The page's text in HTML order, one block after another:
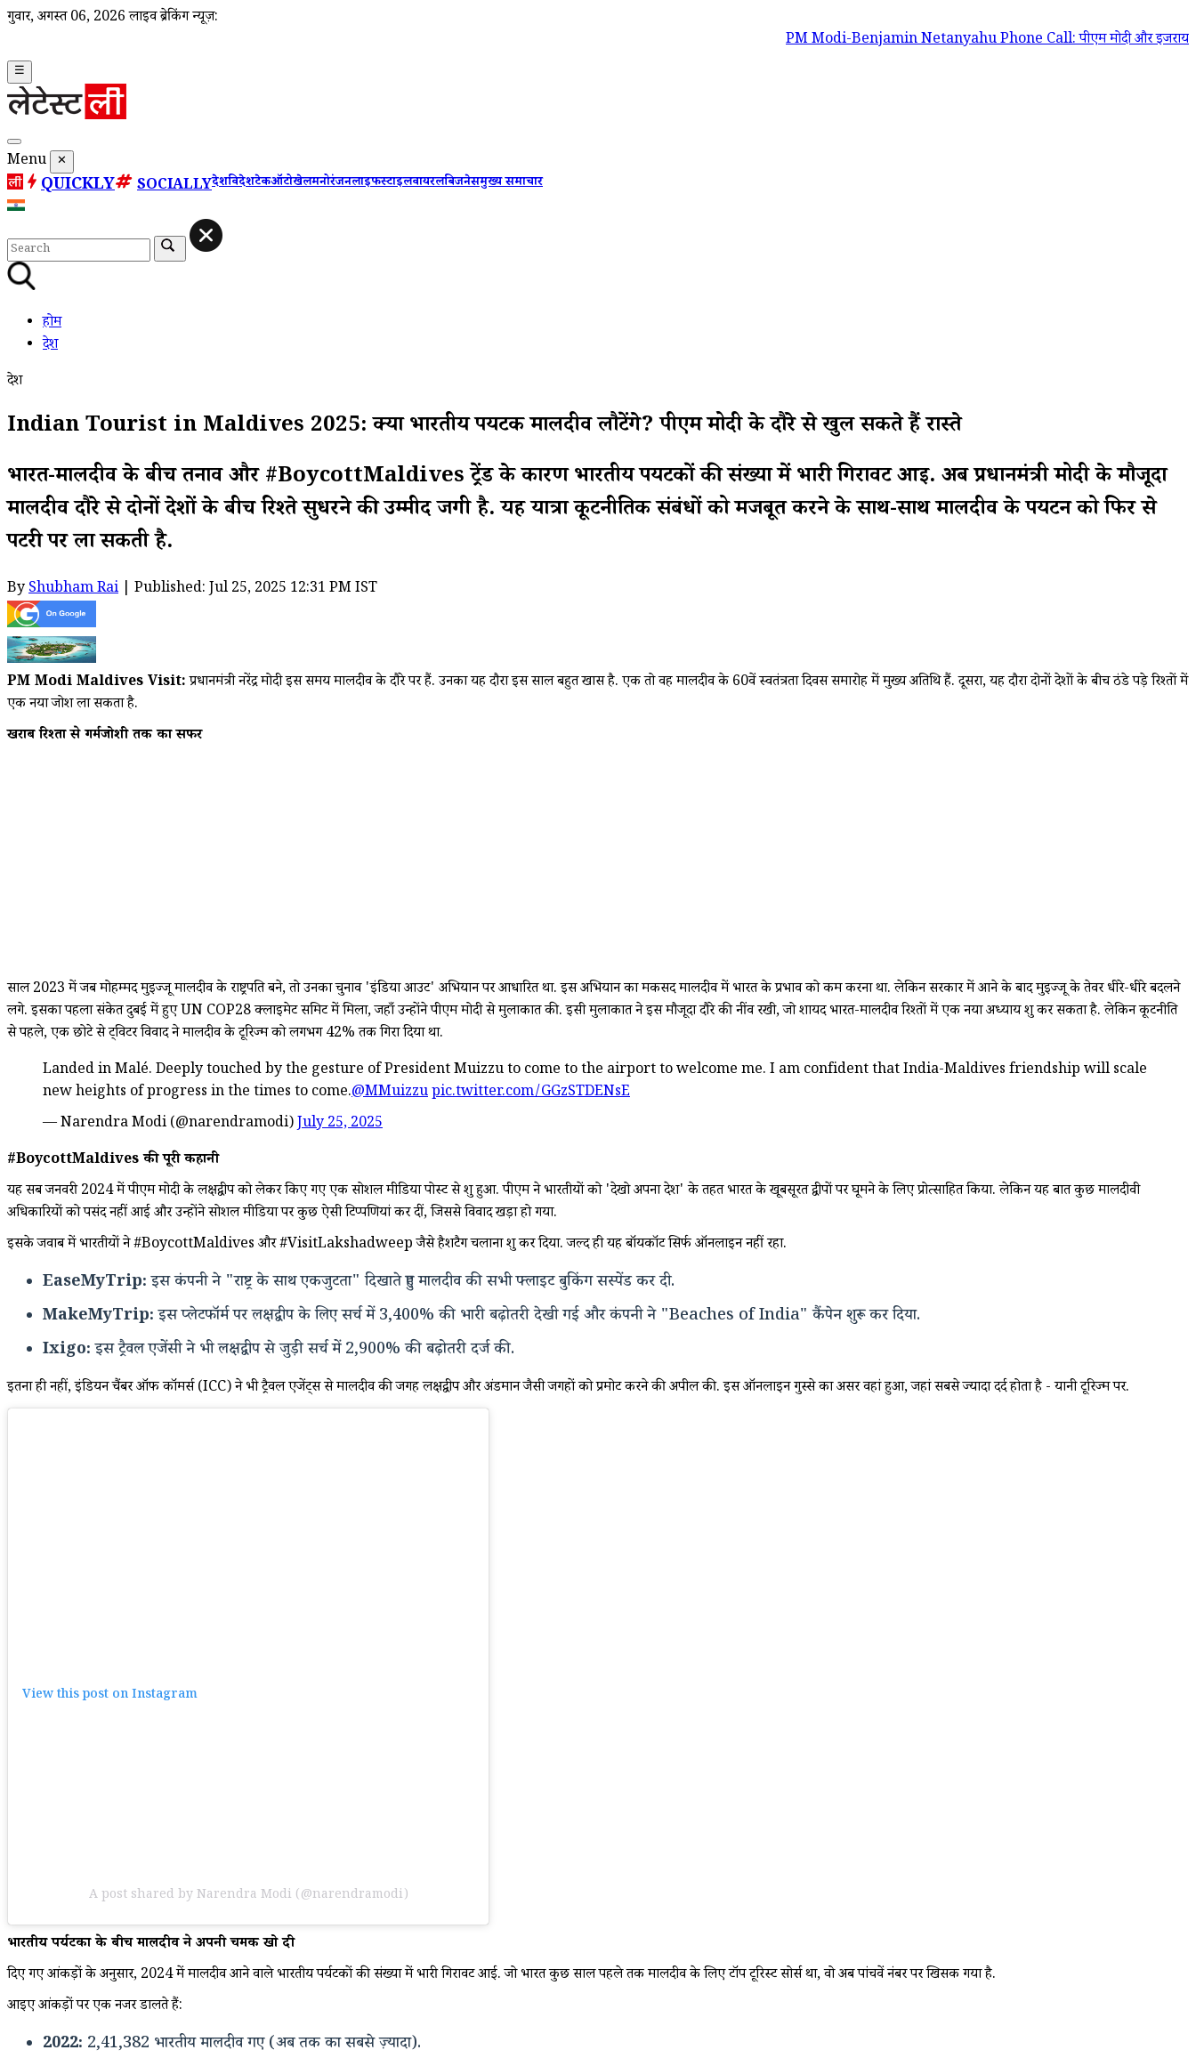
गुरूवार, अगस्त 06, 2026 लाइव ब्रेकिंग न्यूज़:
PM Modi-Benjamin Netanyahu Phone Call: पीएम मोदी और इजरायल के प्रधानमंत्री
☰
Menu ✕
QUICKLY SOCIALLYदेशविदेशटेकऑटोखेलमनोरंजनलाइफस्टाइलवायरलबिजनेसमुख्य समाचार
होम
देश
देश
Indian Tourist in Maldives 2025: क्या भारतीय पर्यटक मालदीव लौटेंगे? पीएम मोदी के दौरे से खुल सकते हैं रास्ते
भारत-मालदीव के बीच तनाव और #BoycottMaldives ट्रेंड के कारण भारतीय पर्यटकों की संख्या में भारी गिरावट आई. अब प्रधानमंत्री मोदी के मौजूदा
मालदीव दौरे से दोनों देशों के बीच रिश्ते सुधरने की उम्मीद जगी है. यह यात्रा कूटनीतिक संबंधों को मजबूत करने के साथ-साथ मालदीव के पर्यटन को फिर से
पटरी पर ला सकती है.
ByShubham Rai | Published: Jul 25, 2025 12:31 PM IST
PM Modi Maldives Visit:प्रधानमंत्री नरेंद्र मोदी इस समय मालदीव के दौरे पर हैं. उनका यह दौरा इस साल बहुत खास है. एक तो वह मालदीव के 60वें स्वतंत्रता दिवस समारोह में मुख्य अतिथि हैं. दूसरा, यह दौरा दोनों देशों के बीच ठंडे पड़े रिश्तों में
एक नया जोश ला सकता है.
खराब रिश्तों से गर्मजोशी तक का सफर
साल 2023 में जब मोहम्मद मुइज्जू मालदीव के राष्ट्रपति बने, तो उनका चुनाव 'इंडिया आउट' अभियान पर आधारित था. इस अभियान का मकसद मालदीव में भारत के प्रभाव को कम करना था. लेकिन सरकार में आने के बाद मुइज्जू के तेवर धीरे-धीरे बदलने
लगे. इसका पहला संकेत दुबई में हुए UN COP28 क्लाइमेट समिट में मिला, जहाँ उन्होंने पीएम मोदी से मुलाकात की. इसी मुलाकात ने इस मौजूदा दौरे की नींव रखी, जो शायद भारत-मालदीव रिश्तों में एक नया अध्याय शुरू कर सकता है. लेकिन कूटनीति
से पहले, एक छोटे से ट्विटर विवाद ने मालदीव के टूरिज्म को लगभग 42% तक गिरा दिया था.
Landed in Malé. Deeply touched by the gesture of President Muizzu to come to the airport to welcome me. I am confident that India-Maldives friendship will scale
new heights of progress in the times to come.@MMuizzupic.twitter.com/GGzSTDENsE
— Narendra Modi (@narendramodi)July 25, 2025
#BoycottMaldives की पूरी कहानी
यह सब जनवरी 2024 में पीएम मोदी के लक्षद्वीप को लेकर किए गए एक सोशल मीडिया पोस्ट से शुरू हुआ. पीएम ने भारतीयों को 'देखो अपना देश' के तहत भारत के खूबसूरत द्वीपों पर घूमने के लिए प्रोत्साहित किया. लेकिन यह बात कुछ मालदीवी
अधिकारियों को पसंद नहीं आई और उन्होंने सोशल मीडिया पर कुछ ऐसी टिप्पणियां कर दीं, जिससे विवाद खड़ा हो गया.
इसके जवाब में भारतीयों ने #BoycottMaldives और #VisitLakshadweep जैसे हैशटैग चलाना शुरू कर दिया. जल्द ही यह बॉयकॉट सिर्फ ऑनलाइन नहीं रहा.
EaseMyTrip:इस कंपनी ने "राष्ट्र के साथ एकजुटता" दिखाते हुए मालदीव की सभी फ्लाइट बुकिंग सस्पेंड कर दी.
MakeMyTrip:इस प्लेटफॉर्म पर लक्षद्वीप के लिए सर्च में 3,400% की भारी बढ़ोतरी देखी गई और कंपनी ने "Beaches of India" कैंपेन शुरू कर दिया.
Ixigo:इस ट्रैवल एजेंसी ने भी लक्षद्वीप से जुड़ी सर्च में 2,900% की बढ़ोतरी दर्ज की.
इतना ही नहीं, इंडियन चैंबर ऑफ कॉमर्स (ICC) ने भी ट्रैवल एजेंट्स से मालदीव की जगह लक्षद्वीप और अंडमान जैसी जगहों को प्रमोट करने की अपील की. इस ऑनलाइन गुस्से का असर वहां हुआ, जहां सबसे ज्यादा दर्द होता है - यानी टूरिज्म पर.
View this post on Instagram
A post shared by Narendra Modi (@narendramodi)
भारतीय पर्यटकों के बीच मालदीव ने अपनी चमक खो दी
दिए गए आंकड़ों के अनुसार, 2024 में मालदीव आने वाले भारतीय पर्यटकों की संख्या में भारी गिरावट आई. जो भारत कुछ साल पहले तक मालदीव के लिए टॉप टूरिस्ट सोर्स था, वो अब पांचवें नंबर पर खिसक गया है.
आइए आंकड़ों पर एक नजर डालते हैं:
2022: 2,41,382 भारतीय मालदीव गए (अब तक का सबसे ज़्यादा).